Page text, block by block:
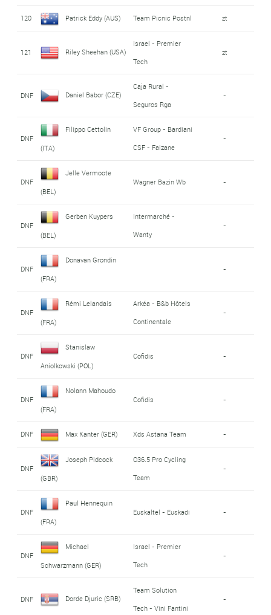
120 Patrick Eddy (AUS) Team Picnic Postnl zt
121 Riley Sheehan (USA)
Israel - Premier
Tech
zt
DNF Daniel Babor (CZE)
Caja Rural -
Seguros Rga
-
DNF
Filippo Cettolin
(ITA)
VF Group - Bardiani
CSF - Faizane
-
DNF
Jelle Vermoote
(BEL)
Wagner Bazin Wb -
DNF
Gerben Kuypers
(BEL)
Intermarché -
Wanty
-
DNF
Donavan Grondin
(FRA)
-
DNF
Rémi Lelandais
(FRA)
Arkéa - B&b Hôtels
Continentale
-
DNF
Stanislaw
Aniolkowski (POL)
Cofidis -
DNF
Nolann Mahoudo
(FRA)
Cofidis -
DNF Max Kanter (GER) Xds Astana Team -
DNF
Joseph Pidcock
(GBR)
Q36.5 Pro Cycling
Team
-
DNF
Paul Hennequin
(FRA)
Euskaltel - Euskadi -
DNF
Michael
Schwarzmann (GER)
Israel - Premier
Tech
-
DNF Dorde Djuric (SRB)
Team Solution
Tech - Vini Fantini
-